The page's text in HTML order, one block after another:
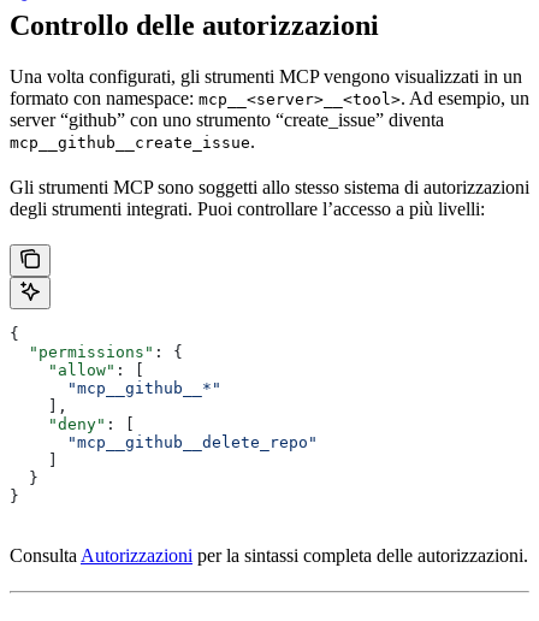
Controllo delle autorizzazioni
Una volta configurati, gli strumenti MCP vengono visualizzati in un
formato con namespace: mcp__<server>__<tool>. Ad esempio, un
server “github” con uno strumento “create_issue” diventa
mcp__github__create_issue.
Gli strumenti MCP sono soggetti allo stesso sistema di autorizzazioni
degli strumenti integrati. Puoi controllare l’accesso a più livelli:
{
  "permissions"
: {
    "allow"
: [
      "mcp__github__*"
    ],
    "deny"
: [
      "mcp__github__delete_repo"
  }
}
Consulta Autorizzazioni per la sintassi completa delle autorizzazioni.